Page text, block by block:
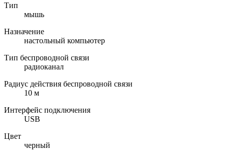
Тип
мышь
Назначение
настольный компьютер
Тип беспроводной связи
радиоканал
Радиус действия беспроводной связи
10 м
Интерфейс подключения
USB
Цвет
черный